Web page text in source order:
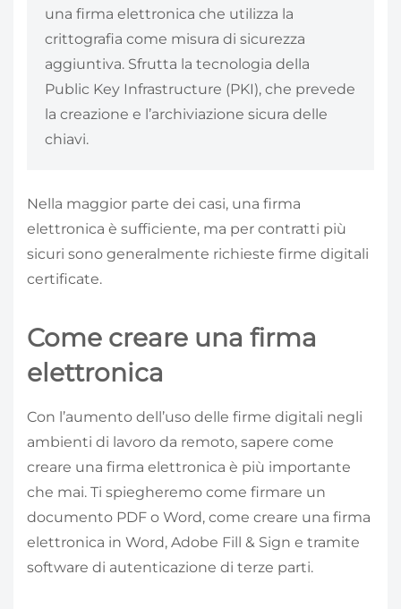
una firma elettronica che utilizza la
crittografia come misura di sicurezza
aggiuntiva. Sfrutta la tecnologia della
Public Key Infrastructure (PKI), che prevede
la creazione e l’archiviazione sicura delle
chiavi.
Nella maggior parte dei casi, una firma
elettronica è sufficiente, ma per contratti più
sicuri sono generalmente richieste firme digitali
certificate.
Come creare una firma
elettronica
Con l’aumento dell’uso delle firme digitali negli
ambienti di lavoro da remoto, sapere come
creare una firma elettronica è più importante
che mai. Ti spiegheremo come firmare un
documento PDF o Word, come creare una firma
elettronica in Word, Adobe Fill & Sign e tramite
software di autenticazione di terze parti.